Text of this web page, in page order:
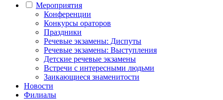
Мероприятия
Конференции
Конкурсы ораторов
Праздники
Речевые экзамены: Диспуты
Речевые экзамены: Выступления
Детские речевые экзамены
Встречи с интересными людьми
Заикающиеся знаменитости
Новости
Филиалы